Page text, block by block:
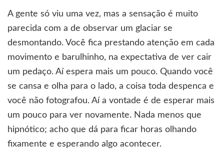
A gente só viu uma vez, mas a sensação é muito
parecida com a de observar um glaciar se
desmontando. Você fica prestando atenção em cada
movimento e barulhinho, na expectativa de ver cair
um pedaço. Aí espera mais um pouco. Quando você
se cansa e olha para o lado, a coisa toda despenca e
você não fotografou. Aí a vontade é de esperar mais
um pouco para ver novamente. Nada menos que
hipnótico; acho que dá para ficar horas olhando
fixamente e esperando algo acontecer.